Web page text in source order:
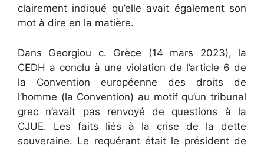
clairement indiqué qu’elle avait également son
mot à dire en la matière.
Dans Georgiou c. Grèce (14 mars 2023), la
CEDH a conclu à une violation de l’article 6 de
la Convention européenne des droits de
l’homme (la Convention) au motif qu’un tribunal
grec n’avait pas renvoyé de questions à la
CJUE. Les faits liés à la crise de la dette
souveraine. Le requérant était le président de